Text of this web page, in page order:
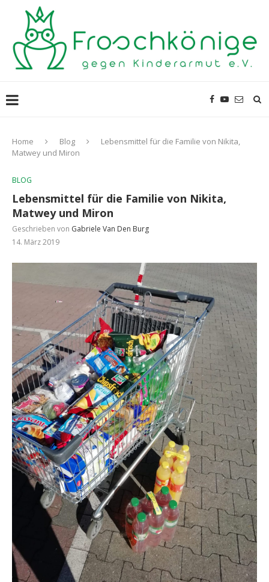
Home Blog
Lebensmittel für die Familie von Nikita,
Matwey und Miron
BLOG
Lebensmittel für die Familie von Nikita,
Matwey und Miron
Geschrieben von Gabriele Van Den Burg
14. März 2019